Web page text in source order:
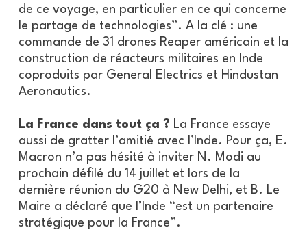
de ce voyage, en particulier en ce qui concerne
le partage de technologies”. A la clé : une
commande de 31 drones Reaper américain et la
construction de réacteurs militaires en Inde
coproduits par General Electrics et Hindustan
Aeronautics.
La France dans tout ça ? La France essaye
aussi de gratter l’amitié avec l’Inde. Pour ça, E.
Macron n’a pas hésité à inviter N. Modi au
prochain défilé du 14 juillet et lors de la
dernière réunion du G20 à New Delhi, et B. Le
Maire a déclaré que l’Inde “est un partenaire
stratégique pour la France”.